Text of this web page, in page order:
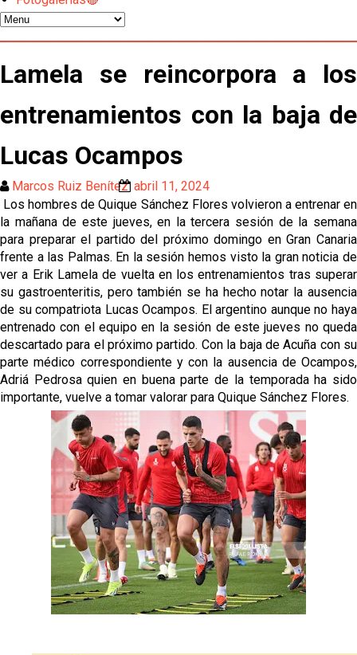
Oso es el siguiente en la lista para salir
El Sevilla FC oficializa la cesión de Rafa Mir al Aris
de Salónica
Juanlu se marcha traspasado al Bournemouth
Emery quiere pescar en el Atleti , el Villareal ya
tiene nuevo portero y el Getafe mueve ficha... Las
últimas novedades del mercado de La Liga
Vargas y Sow se incorporan al grupo en la sesión
del martes
Odysseas Vlachodimos: “El objetivo es mejorar la
temporada pasada”
El Sevilla FC empieza a inscribir a los nuevos
fichajes
Opinión | "Carta abierta a Alberto Flores" por Rafa
García
El Sevilla oficializa el traspaso de Sow
Miguel Sierra: La temporada pasada se vio
reflejado que podemos tirar para delante y
trabajamos con ilusión
Diomande ya es madridista mientras Rodri agita el
mercado
Lamela se reincorpora a los
entrenamientos con la baja de
Lucas Ocampos
Marcos Ruiz Benítez abril 11, 2024
Los hombres de Quique Sánchez Flores volvieron a entrenar en
la mañana de este jueves, en la tercera sesión de la semana
para preparar el partido del próximo domingo en Gran Canaria
frente a las Palmas. En la sesión hemos visto la gran noticia de
ver a Erik Lamela de vuelta en los entrenamientos tras superar
su gastroenteritis, pero también se ha hecho notar la ausencia
de su compatriota Lucas Ocampos. El argentino aunque no haya
entrenado con el equipo en la sesión de este jueves no queda
descartado para el próximo partido. Con la baja de Acuña con su
parte médico correspondiente y con la ausencia de Ocampos,
Adriá Pedrosa quien en buena parte de la temporada ha sido
importante, vuelve a tomar valorar para Quique Sánchez Flores.